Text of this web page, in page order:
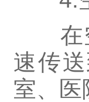
在空
速传
室、医